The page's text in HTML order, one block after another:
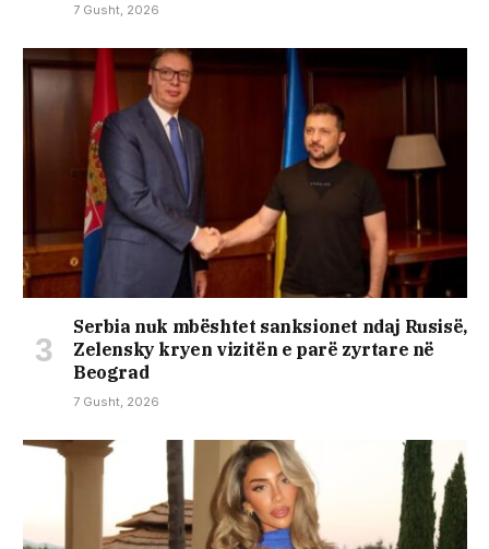
7 Gusht, 2026
Serbia nuk mbështet sanksionet ndaj Rusisë,
Zelensky kryen vizitën e parë zyrtare në
Beograd
7 Gusht, 2026